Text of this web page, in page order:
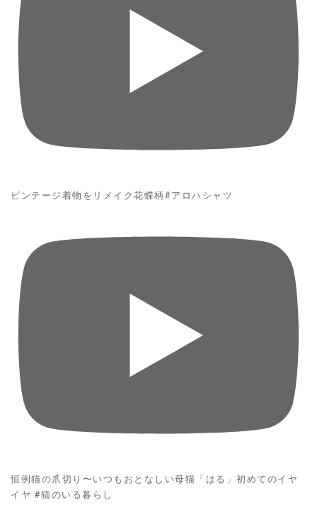
ビンテージ着物をリメイク花蝶柄#アロハシャツ
恒例猫の爪切り〜いつもおとなしい母猫「はる」初めてのイヤ
イヤ #猫のいる暮らし